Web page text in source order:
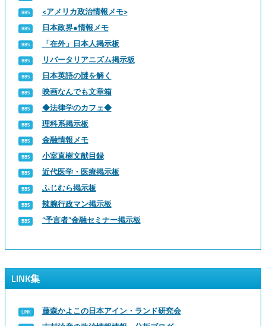
<アメリカ政治情報メモ>
日本政界●情報メモ
「在外」日本人掲示板
リバータリアニズム掲示板
日本英語の謎を解く
映画なんでも文章箱
◆法律学のカフェ◆
理科系掲示板
金融情報メモ
小室直樹文献目録
近代医学・医療掲示板
ふじむら掲示板
辣腕行政マン掲示板
“予言者”金融セミナー掲示板
LINK集
藤森かよこの日本アイン・ランド研究会